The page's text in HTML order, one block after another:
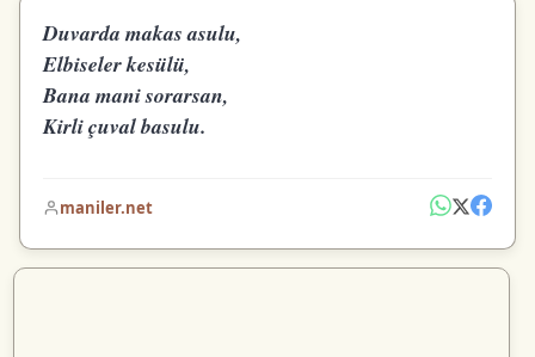
Duvarda makas asulu,
Elbiseler kesülü,
Bana mani sorarsan,
Kirli çuval basulu.
maniler.net